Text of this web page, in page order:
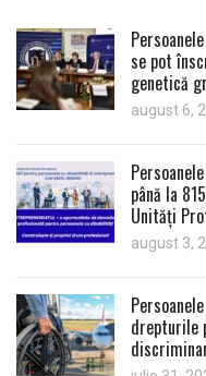
se pot
genetică
august 6,
până la
Unități
august 3,
drepturile